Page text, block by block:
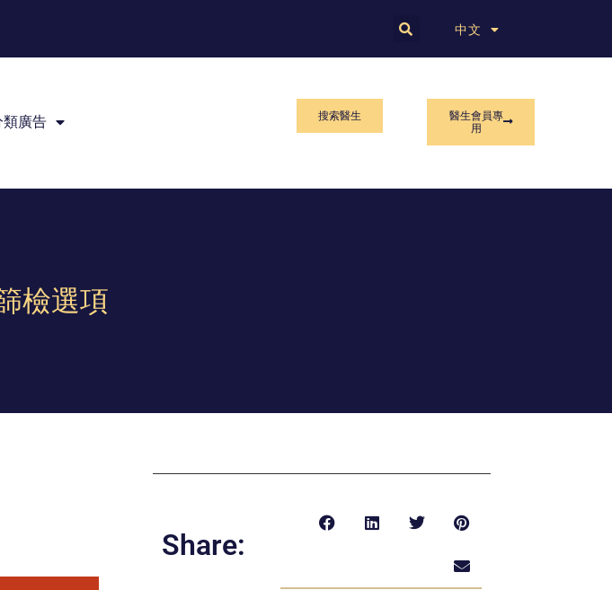
中文
English
類廣告 搜索醫生
醫生會員專
用
檢選項
Share: